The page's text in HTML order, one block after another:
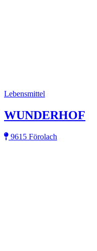
Lebensmittel
WUNDERHOF
9615 Förolach